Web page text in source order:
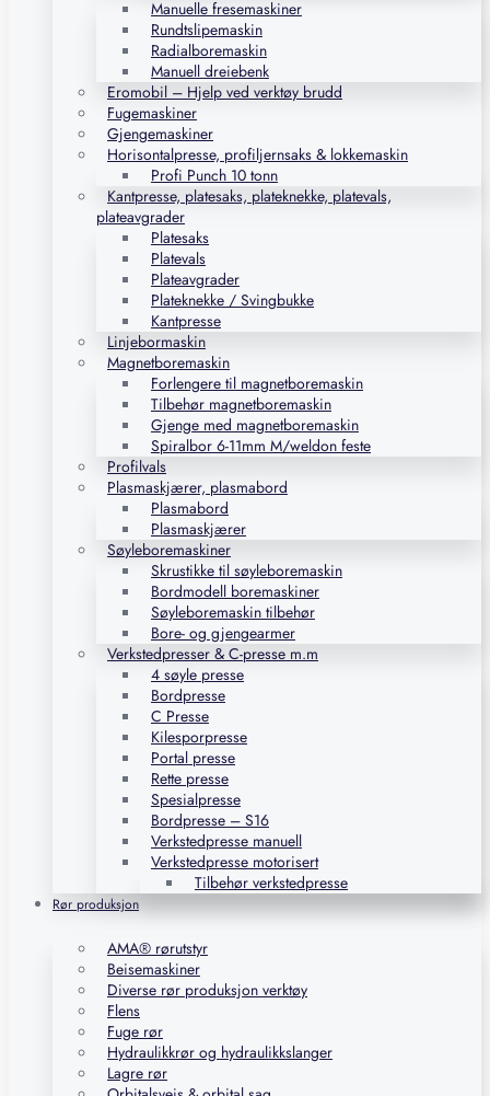
Manuelle fresemaskiner
Rundtslipemaskin
Radialboremaskin
Manuell dreiebenk
Eromobil – Hjelp ved verktøy brudd
Fugemaskiner
Gjengemaskiner
Horisontalpresse, profiljernsaks & lokkemaskin
Profi Punch 10 tonn
Kantpresse, platesaks, plateknekke, platevals,
plateavgrader
Platesaks
Platevals
Plateavgrader
Plateknekke / Svingbukke
Kantpresse
Linjebormaskin
Magnetboremaskin
Forlengere til magnetboremaskin
Tilbehør magnetboremaskin
Gjenge med magnetboremaskin
Spiralbor 6-11mm M/weldon feste
Profilvals
Plasmaskjærer, plasmabord
Plasmabord
Plasmaskjærer
Søyleboremaskiner
Skrustikke til søyleboremaskin
Bordmodell boremaskiner
Søyleboremaskin tilbehør
Bore- og gjengearmer
Verkstedpresser & C-presse m.m
4 søyle presse
Bordpresse
C Presse
Kilesporpresse
Portal presse
Rette presse
Spesialpresse
Bordpresse – S16
Verkstedpresse manuell
Verkstedpresse motorisert
Tilbehør verkstedpresse
Rør produksjon
AMA® rørutstyr
Beisemaskiner
Diverse rør produksjon verktøy
Flens
Fuge rør
Hydraulikkrør og hydraulikkslanger
Lagre rør